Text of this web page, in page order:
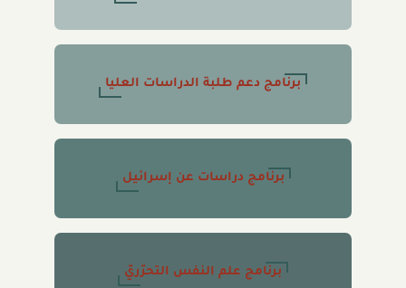
برنامج دعم طلبة الدراسات العليا
برنامج دراسات عن إسرائيل
برنامج علم النفس التحرّريّ